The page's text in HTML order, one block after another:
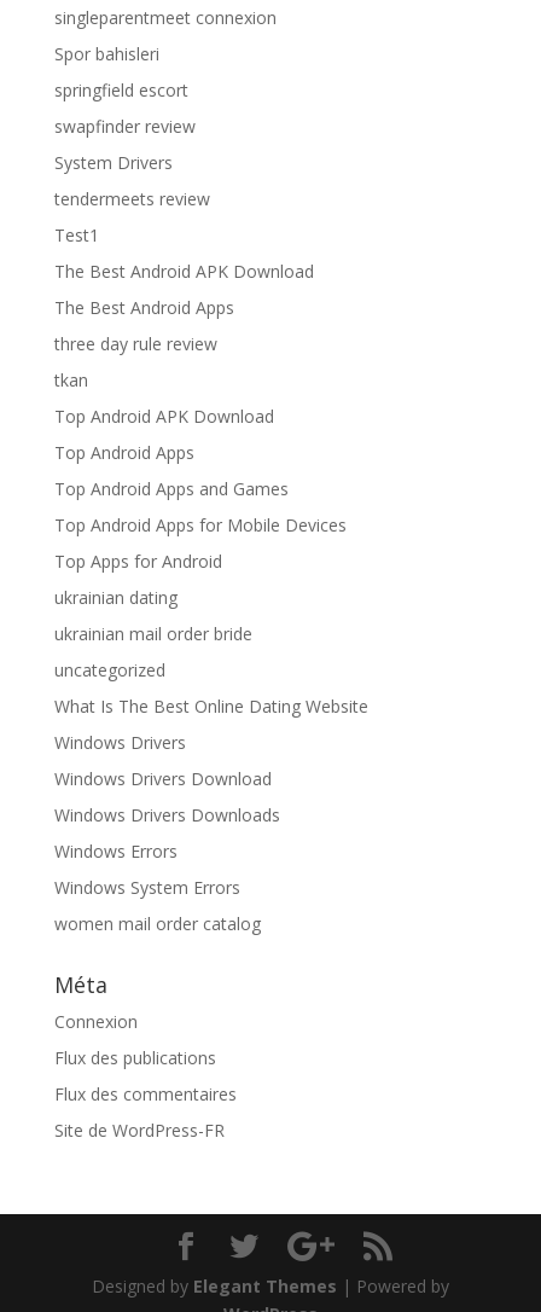
singleparentmeet connexion
Spor bahisleri
springfield escort
swapfinder review
System Drivers
tendermeets review
Test1
The Best Android APK Download
The Best Android Apps
three day rule review
tkan
Top Android APK Download
Top Android Apps
Top Android Apps and Games
Top Android Apps for Mobile Devices
Top Apps for Android
ukrainian dating
ukrainian mail order bride
uncategorized
What Is The Best Online Dating Website
Windows Drivers
Windows Drivers Download
Windows Drivers Downloads
Windows Errors
Windows System Errors
women mail order catalog
Méta
Connexion
Flux des publications
Flux des commentaires
Site de WordPress-FR
Designed by Elegant Themes | Powered by